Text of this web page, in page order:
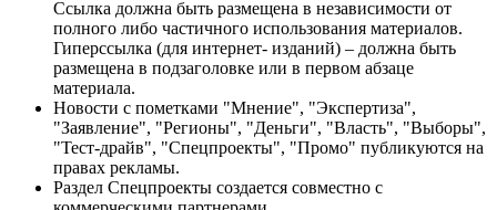
Ссылка должна быть размещена в независимости от
полного либо частичного использования материалов.
Гиперссылка (для интернет- изданий) – должна быть
размещена в подзаголовке или в первом абзаце
материала.
Новости с пометками "Мнение", "Экспертиза",
"Заявление", "Регионы", "Деньги", "Власть", "Выборы",
"Тест-драйв", "Спецпроекты", "Промо" публикуются на
правах рекламы.
Раздел Спецпроекты создается совместно с